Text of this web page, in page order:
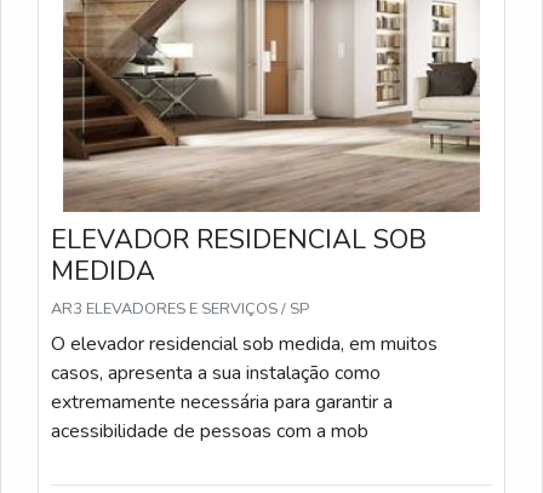
ELEVADOR RESIDENCIAL SOB
MEDIDA
AR3 ELEVADORES E SERVIÇOS / SP
O elevador residencial sob medida, em muitos
casos, apresenta a sua instalação como
extremamente necessária para garantir a
acessibilidade de pessoas com a mob